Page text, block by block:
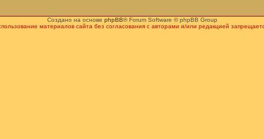
Создано на основе phpBB® Forum Software © phpBB Group
материалов сайта без согласования с авторами и/или редакцией